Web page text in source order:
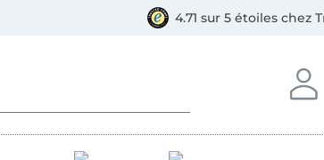
4.71 sur 5 étoiles chez
Se
Virement, Bancontact